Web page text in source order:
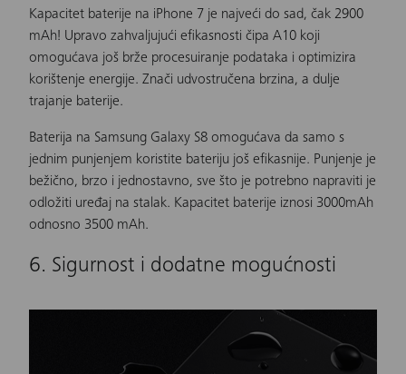
Kapacitet baterije na iPhone 7 je najveći do sad, čak 2900
mAh! Upravo zahvaljujući efikasnosti čipa A10 koji
omogućava još brže procesuiranje podataka i optimizira
korištenje energije. Znači udvostručena brzina, a dulje
trajanje baterije.
Baterija na Samsung Galaxy S8 omogućava da samo s
jednim punjenjem koristite bateriju još efikasnije. Punjenje je
bežično, brzo i jednostavno, sve što je potrebno napraviti je
odložiti uređaj na stalak. Kapacitet baterije iznosi 3000mAh
odnosno 3500 mAh.
6. Sigurnost i dodatne mogućnosti